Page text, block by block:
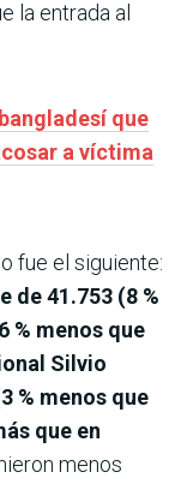
la entrada al
que
a víctima
fue el siguiente:
de 41.753 (8 %
% menos que
Silvio
% menos que
que en
menos